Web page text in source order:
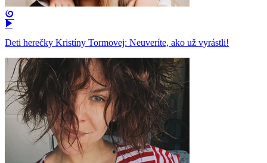
Deti herečky Kristíny Tormovej: Neuveríte, ako už vyrástli!